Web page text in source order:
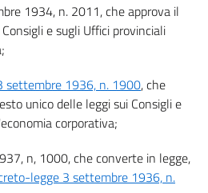
1934, n. 2011, che approva il
e sugli Uffici provinciali
settembre 1936, n. 1900, che
unico delle leggi sui Consigli e
corporativa;
n, 1000, che converte in legge,
legge 3 settembre 1936, n.